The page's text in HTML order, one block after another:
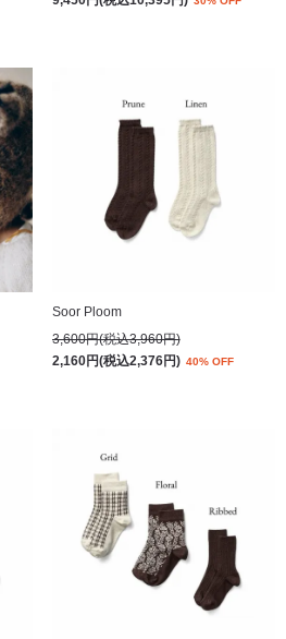
Soor Ploom
3,600円(税込3,960円)
2,160円(税込2,376円) 40% OFF